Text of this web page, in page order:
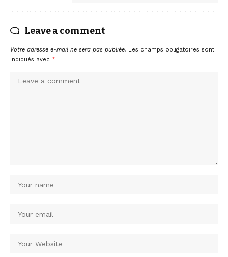
Leave a comment
Votre adresse e-mail ne sera pas publiée. Les champs obligatoires sont
indiqués avec *